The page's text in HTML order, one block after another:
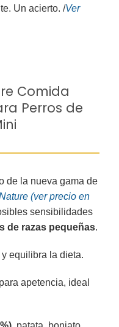
Un acierto. /Ver
Comida
Perros de
de la nueva gama de
(ver precio en
sensibilidades
de razas pequeñas.
equilibra la dieta.
apetencia, ideal